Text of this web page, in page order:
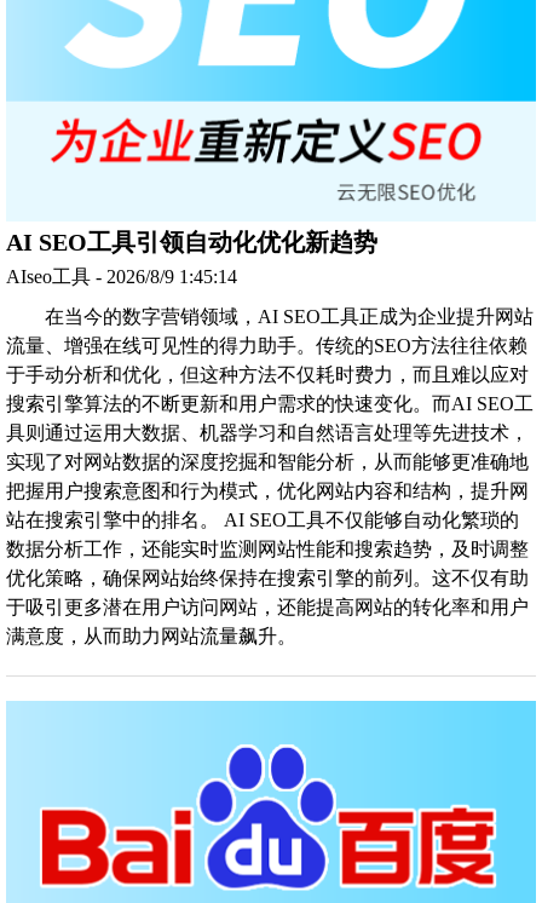
AI SEO工具引领自动化优化新趋势
AIseo工具 - 2026/8/9 1:45:14
在当今的数字营销领域，AI SEO工具正成为企业提升网站
流量、增强在线可见性的得力助手。传统的SEO方法往往依赖
于手动分析和优化，但这种方法不仅耗时费力，而且难以应对
搜索引擎算法的不断更新和用户需求的快速变化。而AI SEO工
具则通过运用大数据、机器学习和自然语言处理等先进技术，
实现了对网站数据的深度挖掘和智能分析，从而能够更准确地
把握用户搜索意图和行为模式，优化网站内容和结构，提升网
站在搜索引擎中的排名。 AI SEO工具不仅能够自动化繁琐的
数据分析工作，还能实时监测网站性能和搜索趋势，及时调整
优化策略，确保网站始终保持在搜索引擎的前列。这不仅有助
于吸引更多潜在用户访问网站，还能提高网站的转化率和用户
满意度，从而助力网站流量飙升。